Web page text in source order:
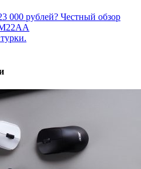
000 рублей? Честный обзор